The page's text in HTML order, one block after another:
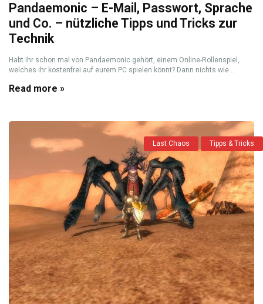
Pandaemonic – E-Mail, Passwort, Sprache
und Co. – nützliche Tipps und Tricks zur
Technik
Habt ihr schon mal von Pandaemonic gehört, einem Online-Rollenspiel,
welches ihr kostenfrei auf eurem PC spielen könnt? Dann nichts wie ...
Read more »
Last Chaos Tipps & Tricks